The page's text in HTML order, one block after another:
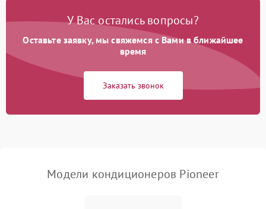
четырехходового клапана
Подробнее →
1500 ₽ Подробнее →
1000 ₽ Подробнее →
У Вас остались вопросы?
Оставьте заявку, мы свяжемся с Вами в ближайшее
время
Заказать звонок
Модели кондиционеров Pioneer